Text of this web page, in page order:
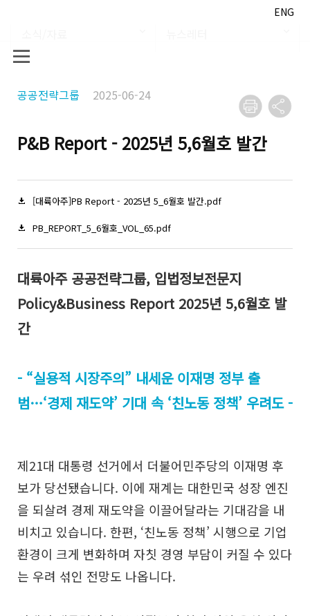
ENG
공공전략그룹 2025-06-24
P&B Report - 2025년 5,6월호 발간
[대륙아주]PB Report - 2025년 5_6월호 발간.pdf
PB_REPORT_5_6월호_VOL_65.pdf
대륙아주 공공전략그룹, 입법정보전문지
Policy&Business Report 2025년 5,6월호 발
간
- “실용적 시장주의” 내세운 이재명 정부 출
범…‘경제 재도약’ 기대 속 ‘친노동 정책’ 우려도 -
제21대 대통령 선거에서 더불어민주당의 이재명 후
보가 당선됐습니다. 이에 재계는 대한민국 성장 엔진
을 되살려 경제 재도약을 이끌어달라는 기대감을 내
비치고 있습니다. 한편, ‘친노동 정책’ 시행으로 기업
환경이 크게 변화하며 자칫 경영 부담이 커질 수 있다
는 우려 섞인 전망도 나옵니다.